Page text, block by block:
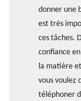
donner une
est très
ces tâches.
confiance
la matière
vous voulez
téléphoner